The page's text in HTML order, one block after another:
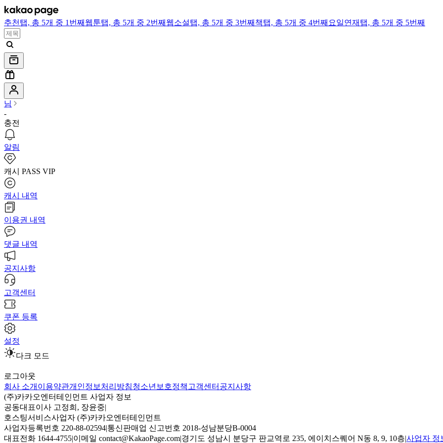
추천 탭, 총 5개 중 1번째 웹툰탭, 총 5개 중 2번째 웹소설탭, 총 5개 중 3번째 책탭, 총 5개 중 4번째 요일연재 탭, 총 5개 중 5번째
님
-
충전
알림
캐시 PASS VIP
캐시 내역
이용권 내역
댓글 내역
공지사항
고객센터
쿠폰 등록
설정
다크 모드
로그아웃
회사 소개 이용약관개인정보처리방침청소년보호정책 고객센터 공지사항
(주)카카오엔터테인먼트 사업자 정보
공동대표이사 고정희, 장윤중|
호스팅서비스사업자 (주)카카오엔터테인먼트
사업자등록번호 220-88-02594|통신판매업 신고번호 2018-성남분당B-0004
대표전화 1644-4755|이메일 contact@KakaoPage.com|경기도 성남시 분당구 판교역로 235, 에이치스퀘어 N동 8, 9, 10층|사업자 정